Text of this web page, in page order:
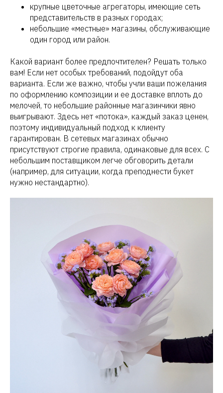
крупные цветочные агрегаторы, имеющие сеть
представительств в разных городах;
небольшие «местные» магазины, обслуживающие
один город или район.
Какой вариант более предпочтителен? Решать только
вам! Если нет особых требований, подойдут оба
варианта. Если же важно, чтобы учли ваши пожелания
по оформлению композиции и ее доставке вплоть до
мелочей, то небольшие районные магазинчики явно
выигрывают. Здесь нет «потока», каждый заказ ценен,
поэтому индивидуальный подход к клиенту
гарантирован. В сетевых магазинах обычно
присутствуют строгие правила, одинаковые для всех. С
небольшим поставщиком легче обговорить детали
(например, для ситуации, когда преподнести букет
нужно нестандартно).